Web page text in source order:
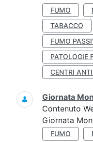
FUMO
TABACCO
FUMO
PATOLOGIE
CENTRI
Giornata
Contenuto
Giornata
FUMO